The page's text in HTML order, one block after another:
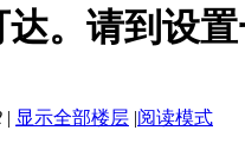
。请到设置
| 显示全部楼层 |阅读模式